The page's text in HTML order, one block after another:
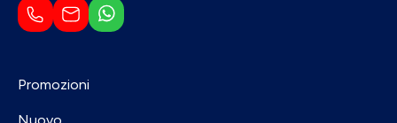
Promozioni